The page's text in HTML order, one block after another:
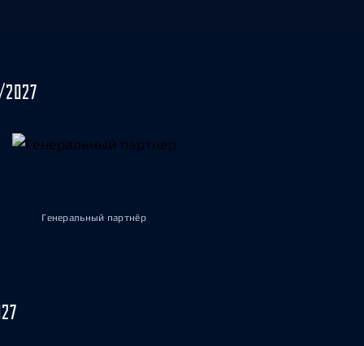
Генеральный партнёр